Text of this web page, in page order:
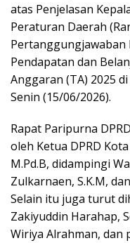
atas Penjelasan
Peraturan Daerah
Pertanggungjawaban
Pendapatan dan
Anggaran (TA) 2025
Senin (15/06/2026).
Rapat Paripurna
oleh Ketua DPRD
M.Pd.B, didampingi
Zulkarnaen, S.K.M,
Selain itu juga turut
Zakiyuddin Harahap,
Wiriya Alrahman, dan